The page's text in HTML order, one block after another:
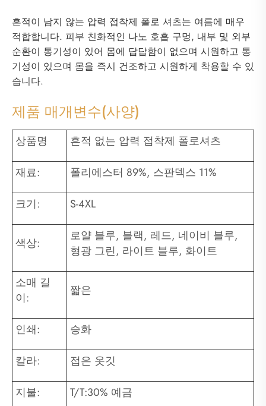
흔적이 남지 않는 압력 접착제 폴로 셔츠는 여름에 매우
적합합니다. 피부 친화적인 나노 호흡 구멍, 내부 및 외부
순환이 통기성이 있어 몸에 답답함이 없으며 시원하고 통
기성이 있으며 몸을 즉시 건조하고 시원하게 착용할 수 있
습니다.
제품 매개변수(사양)
상품명 흔적 없는 압력 접착제 폴로셔츠
재료: 폴리에스터 89%, 스판덱스 11%
크기: S-4XL
색상:
로얄 블루, 블랙, 레드, 네이비 블루,
형광 그린, 라이트 블루, 화이트
소매 길
이:
짧은
인쇄: 승화
칼라: 접은 옷깃
지불: T/T:30% 예금